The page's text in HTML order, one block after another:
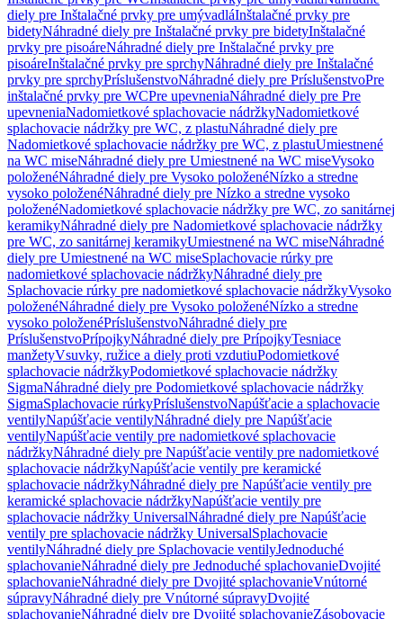
diely pre Inštalačné prvky pre umývadláInštalačné prvky pre
bidetyNáhradné diely pre Inštalačné prvky pre bidetyInštalačné
prvky pre pisoáreNáhradné diely pre Inštalačné prvky pre
pisoáreInštalačné prvky pre sprchyNáhradné diely pre Inštalačné
prvky pre sprchyPríslušenstvoNáhradné diely pre PríslušenstvoPre
inštalačné prvky pre WCPre upevneniaNáhradné diely pre Pre
upevneniaNadomietkové splachovacie nádržkyNadomietkové
splachovacie nádržky pre WC, z plastuNáhradné diely pre
Nadomietkové splachovacie nádržky pre WC, z plastuUmiestnené
na WC miseNáhradné diely pre Umiestnené na WC miseVysoko
položenéNáhradné diely pre Vysoko položenéNízko a stredne
vysoko položenéNáhradné diely pre Nízko a stredne vysoko
položenéNadomietkové splachovacie nádržky pre WC, zo sanitárnej
keramikyNáhradné diely pre Nadomietkové splachovacie nádržky
pre WC, zo sanitárnej keramikyUmiestnené na WC miseNáhradné
diely pre Umiestnené na WC miseSplachovacie rúrky pre
nadomietkové splachovacie nádržkyNáhradné diely pre
Splachovacie rúrky pre nadomietkové splachovacie nádržkyVysoko
položenéNáhradné diely pre Vysoko položenéNízko a stredne
vysoko položenéPríslušenstvoNáhradné diely pre
PríslušenstvoPrípojkyNáhradné diely pre PrípojkyTesniace
manžetyVsuvky, ružice a diely proti vzdutiuPodomietkové
splachovacie nádržkyPodomietkové splachovacie nádržky
SigmaNáhradné diely pre Podomietkové splachovacie nádržky
SigmaSplachovacie rúrkyPríslušenstvoNapúšťacie a splachovacie
ventilyNapúšťacie ventilyNáhradné diely pre Napúšťacie
ventilyNapúšťacie ventily pre nadomietkové splachovacie
nádržkyNáhradné diely pre Napúšťacie ventily pre nadomietkové
splachovacie nádržkyNapúšťacie ventily pre keramické
splachovacie nádržkyNáhradné diely pre Napúšťacie ventily pre
keramické splachovacie nádržkyNapúšťacie ventily pre
splachovacie nádržky UniversalNáhradné diely pre Napúšťacie
ventily pre splachovacie nádržky UniversalSplachovacie
ventilyNáhradné diely pre Splachovacie ventilyJednoduché
splachovanieNáhradné diely pre Jednoduché splachovanieDvojité
splachovanieNáhradné diely pre Dvojité splachovanieVnútorné
súpravyNáhradné diely pre Vnútorné súpravyDvojité
splachovanieNáhradné diely pre Dvojité splachovanieZásobovacie